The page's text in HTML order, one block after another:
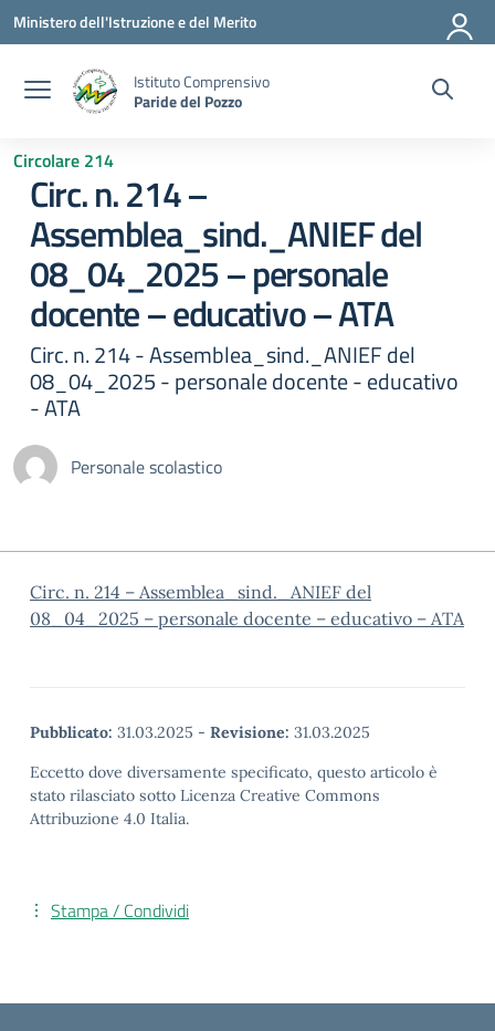
Vai ai contenuti
Vai al menu di navigazione
Vai al footer
Ministero dell'Istruzione e del Merito
Istituto Comprensivo
Paride del Pozzo
Circolare 214
Circ. n. 214 –
Assemblea_sind._ANIEF del
08_04_2025 – personale
docente – educativo – ATA
Circ. n. 214 - Assemblea_sind._ANIEF del
08_04_2025 - personale docente - educativo
- ATA
Personale scolastico
Circ. n. 214 – Assemblea_sind._ANIEF del
08_04_2025 – personale docente – educativo – ATA
Pubblicato: 31.03.2025 - Revisione: 31.03.2025
Eccetto dove diversamente specificato, questo articolo è
stato rilasciato sotto Licenza Creative Commons
Attribuzione 4.0 Italia.
Stampa / Condividi